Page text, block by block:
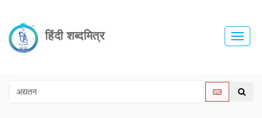
हिंदी शब्दमित्र